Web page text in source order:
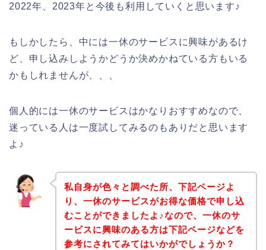
2022年、2023年と今後も利用していくと思います♪
もしかしたら、中には一休のサービスに興味があるけ
ど、申し込みしようかどうか決めかねている方もいる
かもしれませんが、、、
個人的には一休のサービスはかなりおすすめなので、
迷っている人は一度試してみるのもありだと思います
よ♪
私自身が色々と調べた所、下記ページよ
り、一休のサービスがお得な価格で申し込
むことができましたよ♪なので、一休のサ
ービスに興味のある方は下記ページなどを
参考にされてみてはいかがでしょうか？